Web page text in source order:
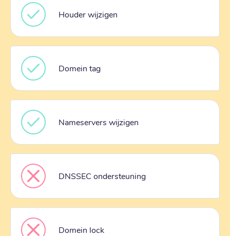
Houder wijzigen
Domein tag
Nameservers wijzigen
DNSSEC ondersteuning
Domein lock